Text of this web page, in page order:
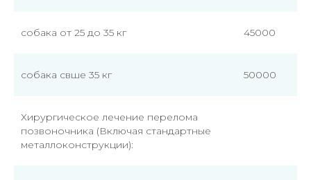
собака от 25 до 35 кг 45000
собака свше 35 кг 50000
Хирургическое лечение перелома
позвоночника (Включая стандартные
металлоконструкции):